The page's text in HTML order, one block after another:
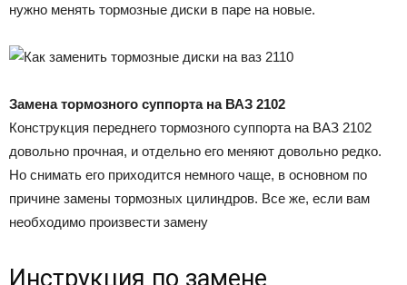
нужно менять тормозные диски в паре на новые.
Замена тормозного суппорта на ВАЗ 2102
Конструкция переднего тормозного суппорта на ВАЗ 2102
довольно прочная, и отдельно его меняют довольно редко.
Но снимать его приходится немного чаще, в основном по
причине замены тормозных цилиндров. Все же, если вам
необходимо произвести замену
Инструкция по замене